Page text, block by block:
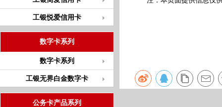
工银悦爱信用卡
数字卡系列
数字卡系列
工银无界白金数字卡
公务卡产品系列